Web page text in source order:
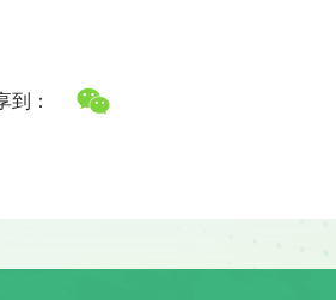
到：